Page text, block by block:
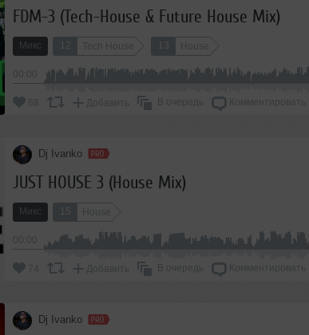
FDM-3 (Tech-House & Future House Mix)
Микс 12 Tech House 13 House
68 Добавить В очередь Комментировать
Dj Ivanko
JUST HOUSE 3 (House Mix)
Микс 15 House
74 Добавить В очередь Комментировать
Dj Ivanko